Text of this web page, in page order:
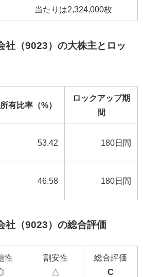
当たりは2,324,000枚
社（9023）の大株主とロッ
所有比率（%）
ロックアップ期
間
53.42 180日間
46.58 180日間
社（9023）の総合評価
性
割安性
△
総合評価
C